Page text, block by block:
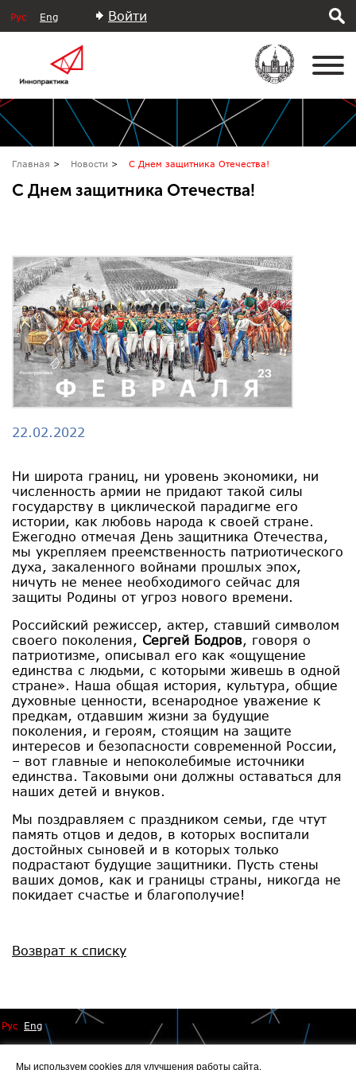
Рус Eng Войти
Главная Новости С Днем защитника Отечества!
С Днем защитника Отечества!
22.02.2022
Ни широта границ, ни уровень экономики, ни
численность армии не придают такой силы
государству в циклической парадигме его
истории, как любовь народа к своей стране.
Ежегодно отмечая День защитника Отечества,
мы укрепляем преемственность патриотического
духа, закаленного войнами прошлых эпох,
ничуть не менее необходимого сейчас для
защиты Родины от угроз нового времени.
Российский режиссер, актер, ставший символом
своего поколения, Сергей Бодров, говоря о
патриотизме, описывал его как «ощущение
единства с людьми, с которыми живешь в одной
стране». Наша общая история, культура, общие
духовные ценности, всенародное уважение к
предкам, отдавшим жизни за будущие
поколения, и героям, стоящим на защите
интересов и безопасности современной России,
– вот главные и непоколебимые источники
единства. Таковыми они должны оставаться для
наших детей и внуков.
Мы поздравляем с праздником семьи, где чтут
память отцов и дедов, в которых воспитали
достойных сыновей и в которых только
подрастают будущие защитники. Пусть стены
ваших домов, как и границы страны, никогда не
покидает счастье и благополучие!
Возврат к списку
Рус Eng
Мы используем cookies для улучшения работы сайта.